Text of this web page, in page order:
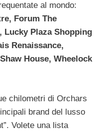
al mondo:
Forum The
Lucky Plaza Shopping
Renaissance,
Shaw House, Wheelock
chilometri di Orchars
brand del lusso
Volete una lista